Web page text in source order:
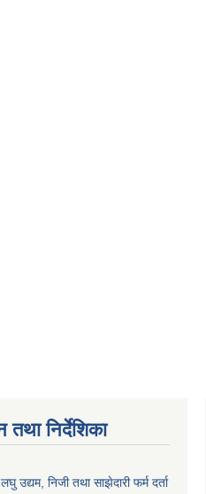
निर्देशिका
उद्यम, निजी तथा साझेदारी फर्म दर्ता